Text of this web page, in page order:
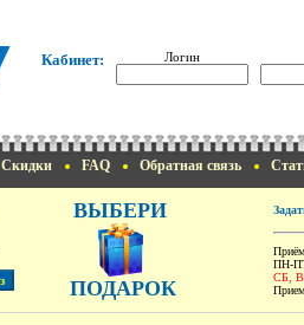
Кабинет: Логин
Скидки FAQ Обратная связь
ВЫБЕРИ
ПОДАРОК
ПН-
СБ,